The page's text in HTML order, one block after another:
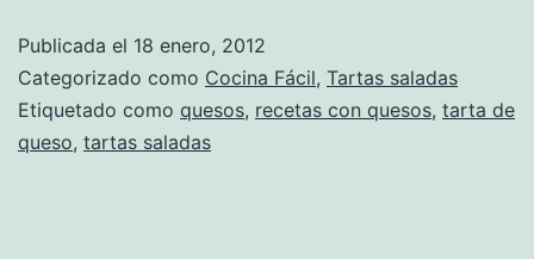
Publicada el 18 enero, 2012
Categorizado como Cocina Fácil, Tartas saladas
Etiquetado como quesos, recetas con quesos, tarta de
queso, tartas saladas